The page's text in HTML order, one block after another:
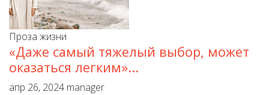
Проза жизни
«Даже самый тяжелый выбор, может
оказаться легким»...
апр 26, 2024 manager